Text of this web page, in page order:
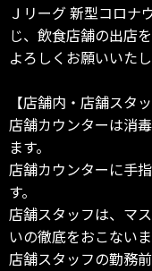
Ｊリーグ 新型コロナ
じ、飲食店舗の出店
よろしくお願いいたし
【店舗内・店舗スタ
店舗カウンターは消
ます。
店舗カウンターに手
す。
店舗スタッフは、マ
いの徹底をおこないま
店舗スタッフの勤務